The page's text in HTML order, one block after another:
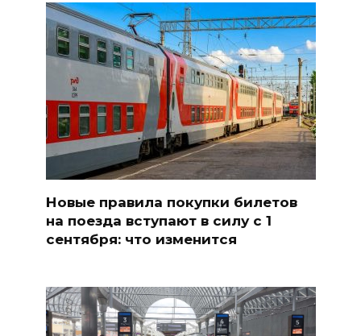
Новые правила покупки билетов
на поезда вступают в силу с 1
сентября: что изменится